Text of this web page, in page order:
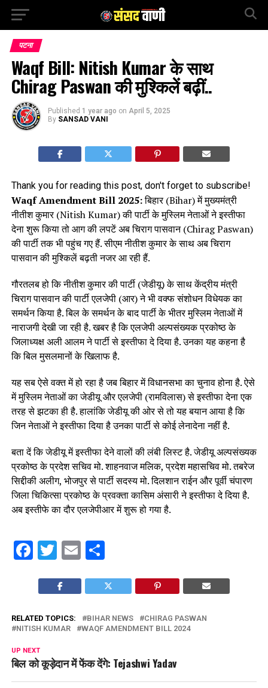
पटना
Waqf Bill: Nitish Kumar के साथ
Chirag Paswan की मुश्किलें बढ़ीं..
Published 1 year ago on April 5, 2025
By SANSAD VANI
Thank you for reading this post, don't forget to subscribe!
Waqf Amendment Bill 2025:बिहार (Bihar) में मुख्यमंत्री
नीतीश कुमार (Nitish Kumar) की पार्टी के मुस्लिम नेताओं ने इस्तीफा
देना शुरू किया तो आग की लपटें अब चिराग पासवान (Chirag Paswan)
की पार्टी तक भी पहुंच गए हैं. सीएम नीतीश कुमार के साथ अब चिराग
पासवान की मुश्किलें बढ़ती नजर आ रही हैं.
गौरतलब हो कि नीतीश कुमार की पार्टी (जेडीयू) के साथ केंद्रीय मंत्री
चिराग पासवान की पार्टी एलजेपी (आर) ने भी वक्फ संशोधन विधेयक का
समर्थन किया है. बिल के समर्थन के बाद पार्टी के भीतर मुस्लिम नेताओं में
नाराजगी देखी जा रही है. खबर है कि एलजेपी अल्पसंख्यक प्रकोष्ठ के
जिलाध्यक्ष अली आलम ने पार्टी से इस्तीफा दे दिया है. उनका यह कहना है
कि बिल मुसलमानों के खिलाफ है.
यह सब ऐसे वक्त में हो रहा है जब बिहार में विधानसभा का चुनाव होना है. ऐसे
में मुस्लिम नेताओं का जेडीयू और एलजेपी (रामविलास) से इस्तीफा देना एक
तरह से झटका ही है. हालांकि जेडीयू की ओर से तो यह बयान आया है कि
जिन नेताओं ने इस्तीफा दिया है उनका पार्टी से कोई लेनादेना नहीं है.
बता दें कि जेडीयू में इस्तीफा देने वालों की लंबी लिस्ट है. जेडीयू अल्पसंख्यक
प्रकोष्ठ के प्रदेश सचिव मो. शाहनवाज मलिक, प्रदेश महासचिव मो. तबरेज
सिद्दीकी अलीग, भोजपुर से पार्टी सदस्य मो. दिलशान राईन और पूर्वी चंपारण
जिला चिकित्सा प्रकोष्ठ के प्रवक्ता कासिम अंसारी ने इस्तीफा दे दिया है.
अब इस्तीफे का दौर एलजेपीआर में शुरू हो गया है.
Facebook
Twitter
EmailShare
RELATED TOPICS: BIHAR NEWS
CHIRAG PASWAN
NITISH KUMAR
WAQF AMENDMENT BILL 2024
UP NEXT
बिल को कूड़ेदान में फेंक देंगे: Tejashwi Yadav